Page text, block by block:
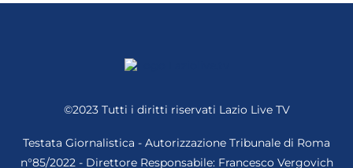
©2023 Tutti i diritti riservati Lazio Live TV
Testata Giornalistica - Autorizzazione Tribunale di Roma
n°85/2022 - Direttore Responsabile: Francesco Vergovich